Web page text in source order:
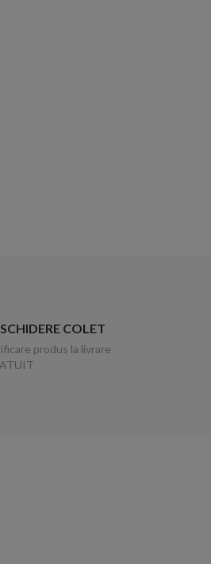
COLET
produs la livrare